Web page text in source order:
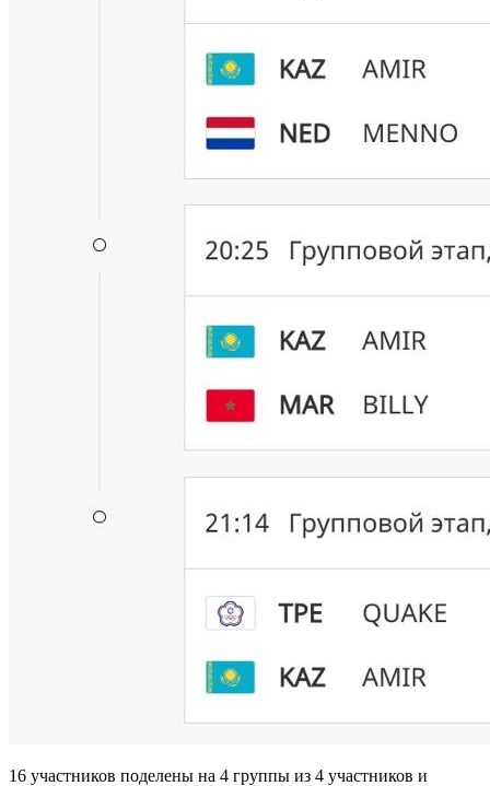
16 участников поделены на 4 группы из 4 участников и